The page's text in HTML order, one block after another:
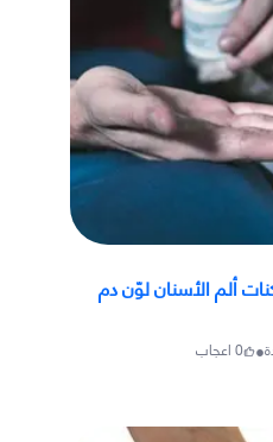
ألم الأسنان لوّن دم
•
0اعجاب